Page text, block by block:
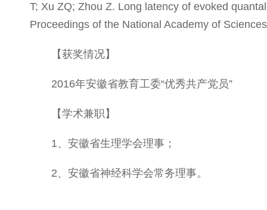
T; Xu ZQ; Zhou Z. Long latency of evoked
Proceedings of the National Academy of
【获奖情况】
2016年安徽省教育工委“优秀共产党员”
【学术兼职】
1、安徽省生理学会理事；
2、安徽省神经科学会常务理事。